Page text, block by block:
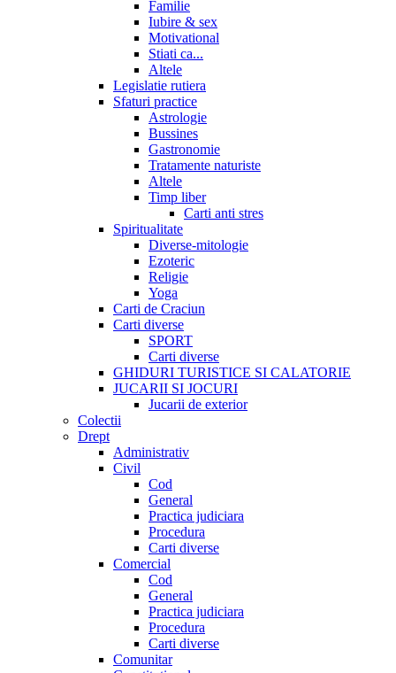
Familie
Iubire & sex
Motivational
Stiati ca...
Altele
Legislatie rutiera
Sfaturi practice
Astrologie
Bussines
Gastronomie
Tratamente naturiste
Altele
Timp liber
Carti anti stres
Spiritualitate
Diverse-mitologie
Ezoteric
Religie
Yoga
Carti de Craciun
Carti diverse
SPORT
Carti diverse
GHIDURI TURISTICE SI CALATORIE
JUCARII SI JOCURI
Jucarii de exterior
Colectii
Drept
Administrativ
Civil
Cod
General
Practica judiciara
Procedura
Carti diverse
Comercial
Cod
General
Practica judiciara
Procedura
Carti diverse
Comunitar